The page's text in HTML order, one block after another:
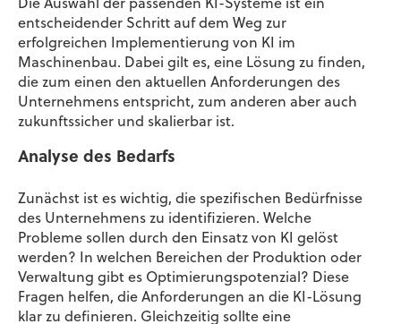
Die Auswahl der passenden KI-Systeme ist ein
entscheidender Schritt auf dem Weg zur
erfolgreichen Implementierung von KI im
Maschinenbau. Dabei gilt es, eine Lösung zu finden,
die zum einen den aktuellen Anforderungen des
Unternehmens entspricht, zum anderen aber auch
zukunftssicher und skalierbar ist.
Analyse des Bedarfs
Zunächst ist es wichtig, die spezifischen Bedürfnisse
des Unternehmens zu identifizieren. Welche
Probleme sollen durch den Einsatz von KI gelöst
werden? In welchen Bereichen der Produktion oder
Verwaltung gibt es Optimierungspotenzial? Diese
Fragen helfen, die Anforderungen an die KI-Lösung
klar zu definieren. Gleichzeitig sollte eine